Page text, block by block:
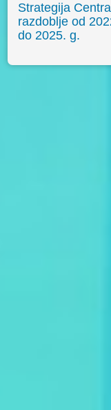
Strategija
razdoblje od
do 2025. g.